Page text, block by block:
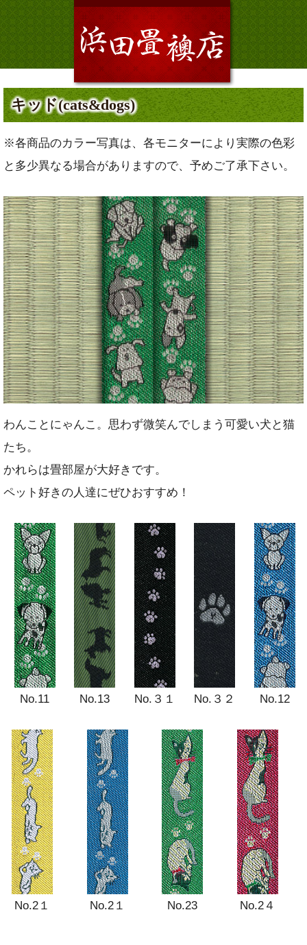
キッド(cats&dogs)
※各商品のカラー写真は、各モニターにより実際の色彩
と多少異なる場合がありますので、予めご了承下さい。
わんことにゃんこ。思わず微笑んでしまう可愛い犬と猫
たち。
かれらは畳部屋が大好きです。
ペット好きの人達にぜひおすすめ！
No.11 No.13 No.３１ No.３２ No.12
No.2１ No.2１ No.23 No.2４